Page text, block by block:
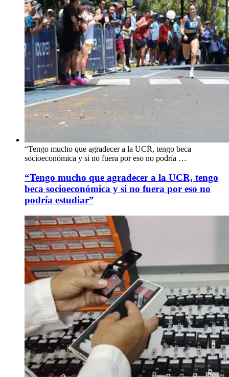
“Tengo mucho que agradecer a la UCR, tengo beca
socioeconómica y si no fuera por eso no podría …
“Tengo mucho que agradecer a la UCR, tengo
beca socioeconómica y si no fuera por eso no
podría estudiar”